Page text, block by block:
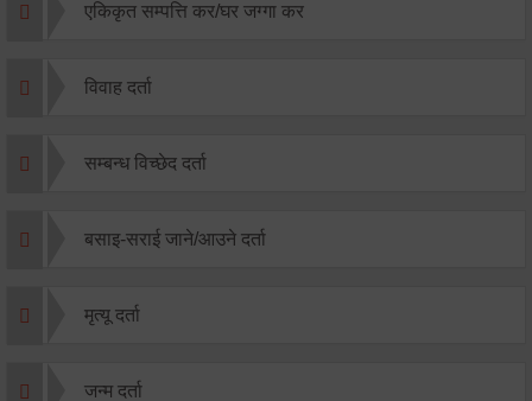
एकिकृत सम्पत्ति कर/घर जग्गा कर
विवाह दर्ता
सम्बन्ध विच्छेद दर्ता
बसाइ-सराई जाने/आउने दर्ता
मृत्यू दर्ता
जन्म दर्ता